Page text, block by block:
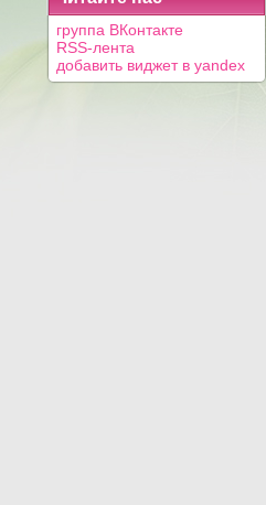
группа ВКонтакте
RSS-лента
добавить виджет в yandex